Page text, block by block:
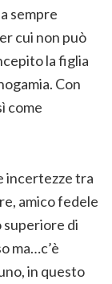
sempre
cui non può
la figlia
Con
come
incertezze tra
amico fedele
di
ma…c’è
in questo